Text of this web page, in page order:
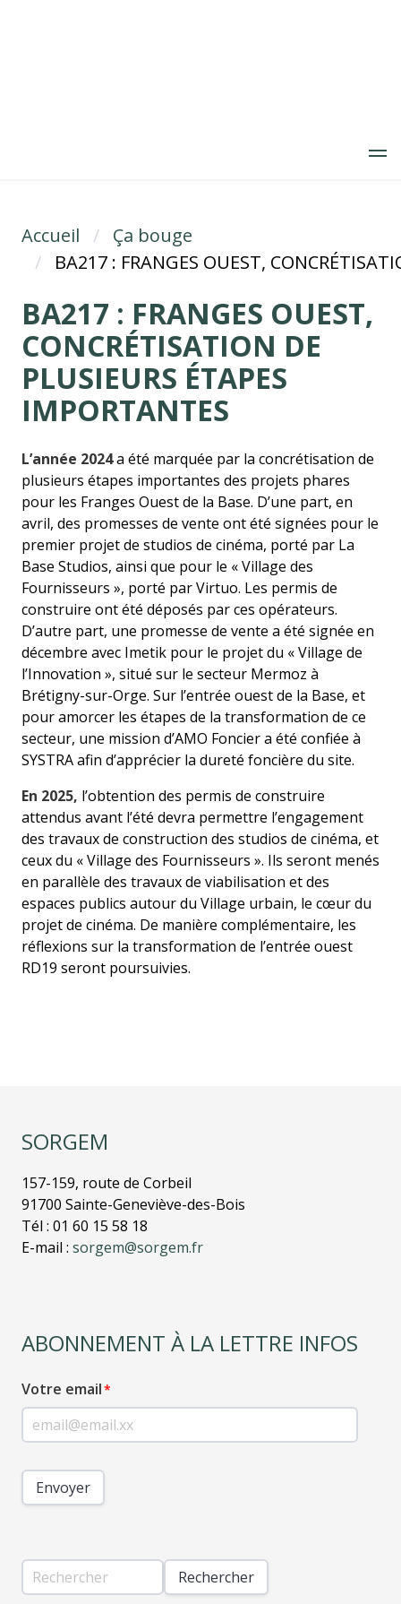
Fil d'Ariane
Accueil
Ça bouge
BA217 : FRANGES OUEST,
BA217 : FRANGES OUEST,
CONCRÉTISATION DE
PLUSIEURS ÉTAPES
IMPORTANTES
L’année 2024a été marquée par la concrétisation de
plusieurs étapes importantes des projets phares
pour les Franges Ouest de la Base. D’une part, en
avril, des promesses de vente ont été signées pour le
premier projet de studios de cinéma, porté par La
Base Studios, ainsi que pour le « Village des
Fournisseurs », porté par Virtuo. Les permis de
construire ont été déposés par ces opérateurs.
D’autre part, une promesse de vente a été signée en
décembre avec Imetik pour le projet du « Village de
l’Innovation », situé sur le secteur Mermoz à
Brétigny-sur-Orge. Sur l’entrée ouest de la Base, et
pour amorcer les étapes de la transformation de ce
secteur, une mission d’AMO Foncier a été confiée à
SYSTRA afin d’apprécier la dureté foncière du site.
En 2025, l’obtention des permis de construire
attendus avant l’été devra permettre l’engagement
des travaux de construction des studios de cinéma, et
ceux du « Village des Fournisseurs ». Ils seront menés
en parallèle des travaux de viabilisation et des
espaces publics autour du Village urbain, le cœur du
projet de cinéma. De manière complémentaire, les
réflexions sur la transformation de l’entrée ouest
RD19 seront poursuivies.
SORGEM
157-159, route de Corbeil
91700 Sainte-Geneviève-des-Bois
Tél : 01 60 15 58 18
E-mail : sorgem@sorgem.fr
ABONNEMENT À LA LETTRE INFOS
Votre email
Envoyer
Rechercher